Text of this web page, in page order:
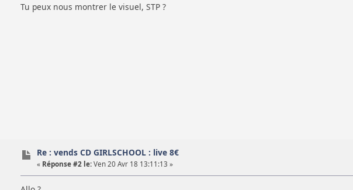
Tu peux nous montrer le visuel, STP ?
Re : vends CD GIRLSCHOOL : live 8€
« Réponse #2 le: Ven 20 Avr 18 13:11:13 »